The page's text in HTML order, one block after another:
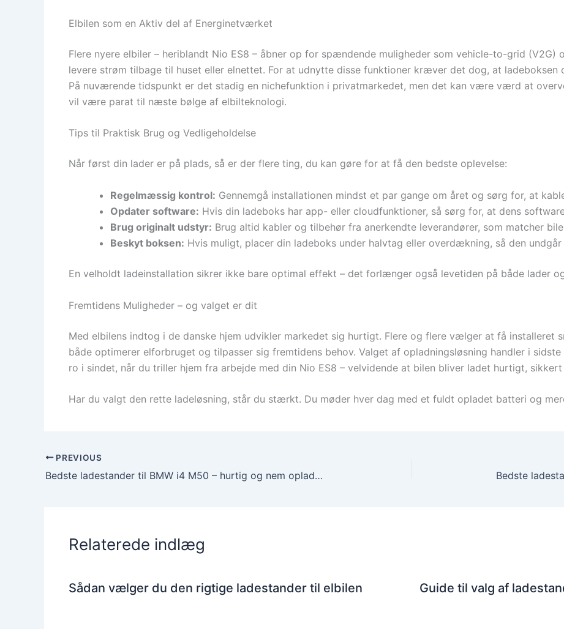
Elbilen som en Aktiv del af Energinetværket
Flere nyere elbiler – heriblandt Nio ES8 – åbner op for spændende muligheder som vehicle-to-grid (V2G)
levere strøm tilbage til huset eller elnettet. For at udnytte disse funktioner kræver det dog, at ladeboksen
På nuværende tidspunkt er det stadig en nichefunktion i privatmarkedet, men det kan være værd at
vil være parat til næste bølge af elbilteknologi.
Tips til Praktisk Brug og Vedligeholdelse
Når først din lader er på plads, så er der flere ting, du kan gøre for at få den bedste oplevelse:
Regelmæssig kontrol: Gennemgå installationen mindst et par gange om året og sørg for, at
Opdater software: Hvis din ladeboks har app- eller cloudfunktioner, så sørg for, at dens
Brug originalt udstyr: Brug altid kabler og tilbehør fra anerkendte leverandører, som matcher
Beskyt boksen: Hvis muligt, placer din ladeboks under halvtag eller overdækning, så den
En velholdt ladeinstallation sikrer ikke bare optimal effekt – det forlænger også levetiden på både lader
Fremtidens Muligheder – og valget er dit
Med elbilens indtog i de danske hjem udvikler markedet sig hurtigt. Flere og flere vælger at få installeret
både optimerer elforbruget og tilpasser sig fremtidens behov. Valget af opladningsløsning handler i
ro i sindet, når du triller hjem fra arbejde med din Nio ES8 – velvidende at bilen bliver ladet hurtigt,
Har du valgt den rette ladeløsning, står du stærkt. Du møder hver dag med et fuldt opladet batteri og
PREVIOUS
Bedste ladestander til BMW i4 M50 – hurtig og nem opladning
Relaterede indlæg
Sådan vælger du den rigtige ladestander til elbilen Guide til valg af